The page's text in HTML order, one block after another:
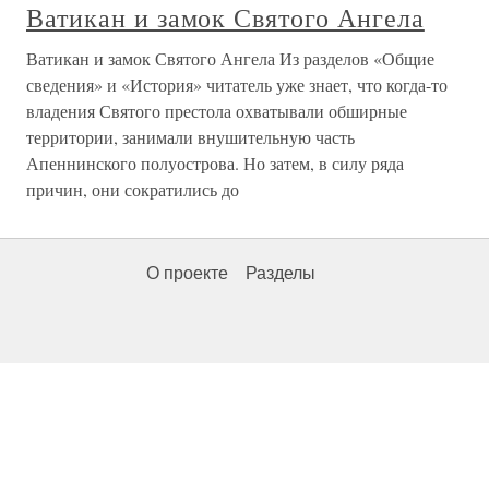
Ватикан и замок Святого Ангела
Ватикан и замок Святого Ангела Из разделов «Общие
сведения» и «История» читатель уже знает, что когда-то
владения Святого престола охватывали обширные
территории, занимали внушительную часть
Апеннинского полуострова. Но затем, в силу ряда
причин, они сократились до
О проекте Разделы